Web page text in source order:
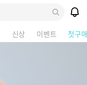
신상 이벤트 첫구